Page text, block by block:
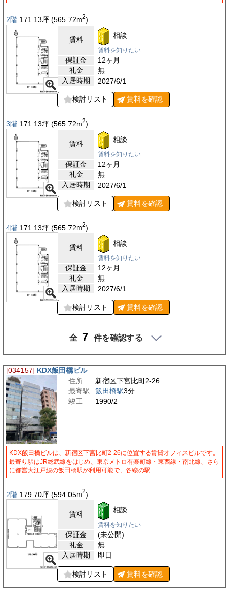
2階 171.13坪 (565.72m2)
賃料 相談
賃料を知りたい
保証金
12ヶ月
礼金
無
入居時期
2027/6/1
検討リスト 賃料を確認
3階 171.13坪 (565.72m2)
賃料 相談
賃料を知りたい
保証金
12ヶ月
礼金
無
入居時期
2027/6/1
検討リスト 賃料を確認
4階 171.13坪 (565.72m2)
賃料 相談
賃料を知りたい
保証金
12ヶ月
礼金
無
入居時期
2027/6/1
検討リスト 賃料を確認
全 7 件を確認する
[034157] KDX飯田橋ビル
住所
新宿区下宮比町2-26
最寄駅
飯田橋駅3分
竣工
1990/2
KDX飯田橋ビルは、新宿区下宮比町2-26に位置する賃貸オフィスビルです。
最寄り駅はJR総武線をはじめ、東京メトロ有楽町線・東西線・南北線、さら
に都営大江戸線の飯田橋駅が利用可能で、各線の駅…
2階 179.70坪 (594.05m2)
賃料 相談
賃料を知りたい
保証金
(未公開)
礼金
無
入居時期
即日
検討リスト 賃料を確認